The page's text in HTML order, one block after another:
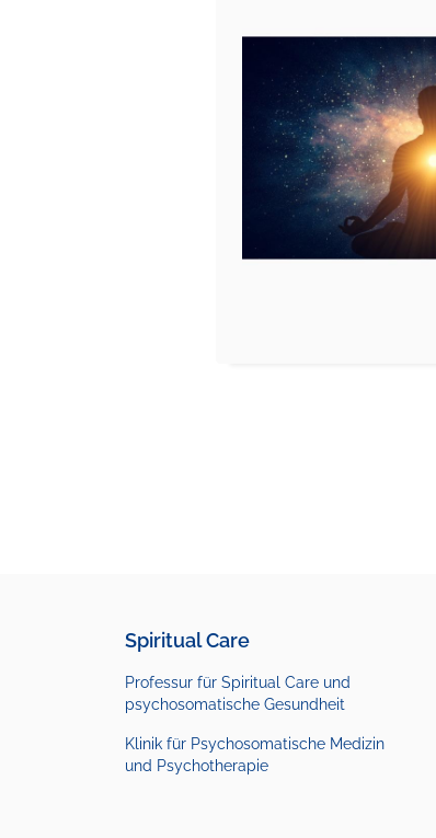
Spiritual Care
Professur für Spiritual Care und
psychosomatische Gesundheit
Klinik für Psychosomatische Medizin
und Psychotherapie